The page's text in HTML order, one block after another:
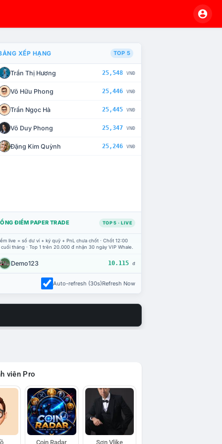
CHẾ TÀI XỬ LÝ VI PHẠM
XẾP HẠNG TOP 5
Trần Thị Hương 25,548 VNĐ
Võ Hữu Phong 25,446 VNĐ
Trần Ngọc Hà 25,445 VNĐ
Võ Duy Phong 25,347 VNĐ
Đặng Kim Quỳnh 25,246 VNĐ
ĐIỂM PAPER TRADE TOP 5 · LIVE
live = số dư ví + ký quỹ + PnL chưa chốt · Chốt 12:00
tháng · Top 1 trên 20.000 đ nhận 30 ngày VIP Whale.
Demo123 10.115 đ
Auto-refresh (30s)Refresh Now
viên Pro
Coin Radar Sơn Vlike